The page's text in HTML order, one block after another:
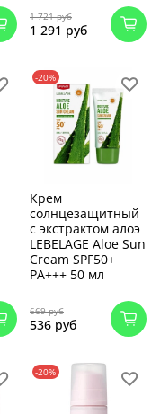
1 721 руб
1 291 руб
-20%
Крем
солнцезащитный
с экстрактом алоэ
LEBELAGE Aloe Sun
Cream SPF50+
PA+++ 50 мл
669 руб
536 руб
-20%